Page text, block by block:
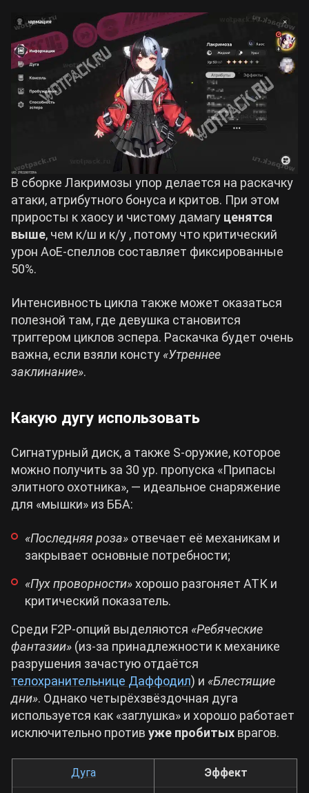
В сборке Лакримозы упор делается на раскачку
атаки, атрибутного бонуса и критов. При этом
приросты к хаосу и чистому дамагу ценятся
выше, чем к/ш и к/у , потому что критический
урон АоЕ-спеллов составляет фиксированные
50%.
Интенсивность цикла также может оказаться
полезной там, где девушка становится
триггером циклов эспера. Раскачка будет очень
важна, если взяли консту «Утреннее
заклинание».
Какую дугу использовать
Сигнатурный диск, а также S-оружие, которое
можно получить за 30 ур. пропуска «Припасы
элитного охотника», — идеальное снаряжение
для «мышки» из ББА:
«Последняя роза» отвечает её механикам и
закрывает основные потребности;
«Пух проворности»хорошо разгоняет АТК и
критический показатель.
Среди F2P-опций выделяются «Ребяческие
фантазии» (из-за принадлежности к механике
разрушения зачастую отдаётся
телохранительнице Даффодил) и «Блестящие
дни». Однако четырёхзвёздочная дуга
используется как «заглушка» и хорошо работает
исключительно против уже пробитых врагов.
Дуга Эффект